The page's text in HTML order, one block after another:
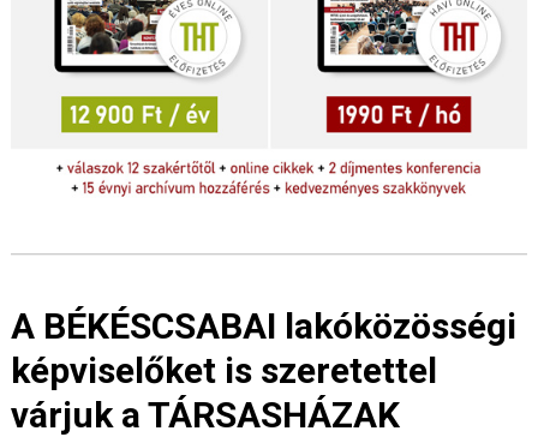
A BÉKÉSCSABAI lakóközösségi
képviselőket is szeretettel
várjuk a TÁRSASHÁZAK